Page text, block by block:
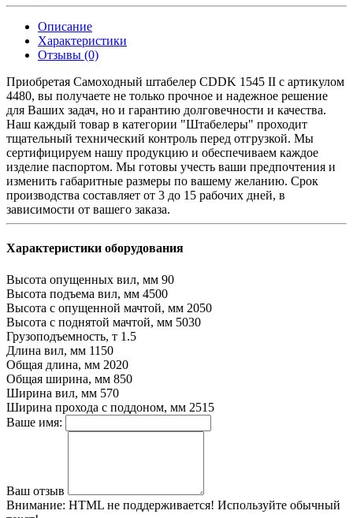
Описание
Характеристики
Отзывы (0)
Приобретая Самоходный штабелер CDDK 1545 II c артикулом
4480, вы получаете не только прочное и надежное решение
для Ваших задач, но и гарантию долговечности и качества.
Наш каждый товар в категории "Штабелеры" проходит
тщательный технический контроль перед отгрузкой. Мы
сертифицируем нашу продукцию и обеспечиваем каждое
изделие паспортом. Мы готовы учесть ваши предпочтения и
изменить габаритные размеры по вашему желанию. Срок
производства составляет от 3 до 15 рабочих дней, в
зависимости от вашего заказа.
Характеристики оборудования
Высота опущенных вил, мм 90
Высота подъема вил, мм 4500
Высота с опущенной мачтой, мм 2050
Высота с поднятой мачтой, мм 5030
Грузоподъемность, т 1.5
Длина вил, мм 1150
Общая длина, мм 2020
Общая ширина, мм 850
Ширина вил, мм 570
Ширина прохода с поддоном, мм 2515
Ваше имя:
Ваш отзыв
Внимание: HTML не поддерживается! Используйте обычный